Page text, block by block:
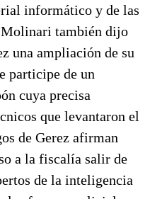
informático y de las
Molinari también dijo
una ampliación de su
participe de un
cuya precisa
que levantaron el
de Gerez afirman
a la fiscalía salir de
de la inteligencia